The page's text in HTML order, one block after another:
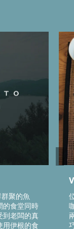
聚的魚
的食堂同時
到老闆的真
用伊根的食